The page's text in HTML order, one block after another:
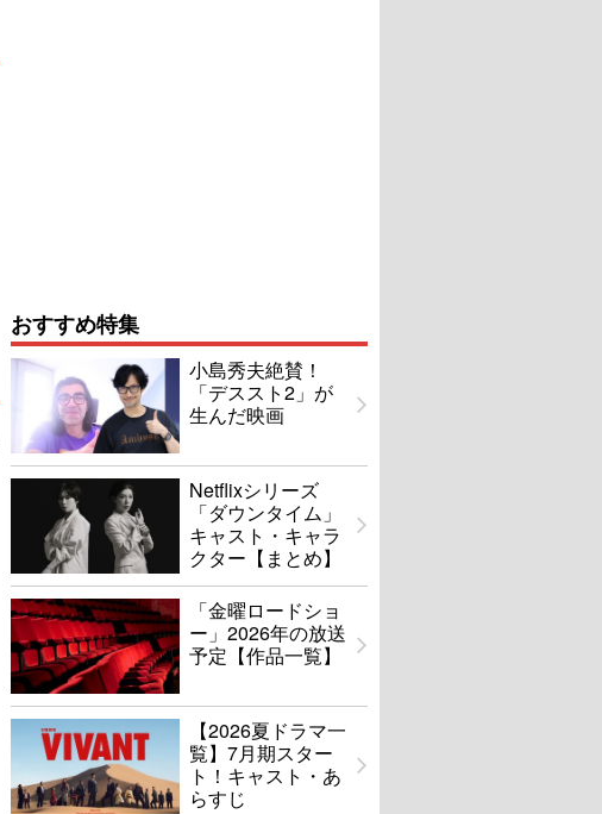
おすすめ特集
小島秀夫絶賛！
「デススト2」が
生んだ映画
Netflixシリーズ
「ダウンタイム」
キャスト・キャラ
クター【まとめ】
「金曜ロードショ
ー」2026年の放送
予定【作品一覧】
【2026夏ドラマ一
覧】7月期スター
ト！キャスト・あ
らすじ